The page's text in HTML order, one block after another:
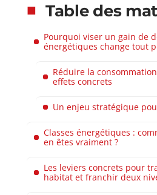
Table des
Pourquoi viser un gain de
énergétiques change tout
Réduire la
effets concrets
Un enjeu stratégique
Classes énergétiques :
en êtes vraiment ?
Les leviers concrets pour
habitat et franchir deux